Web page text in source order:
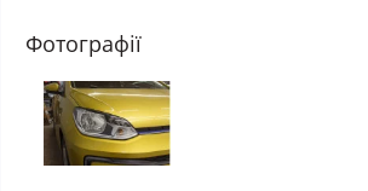
Фотографії